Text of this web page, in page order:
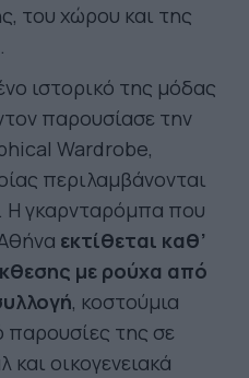
του χώρου και της
ιστορικό της μόδας
παρουσίασε την
Wardrobe,
περιλαμβάνονται
Η γκαρνταρόμπα που
εκτίθεται καθ’
με ρούχα από
, κοστούμια
παρουσίες της σε
και οικογενειακά